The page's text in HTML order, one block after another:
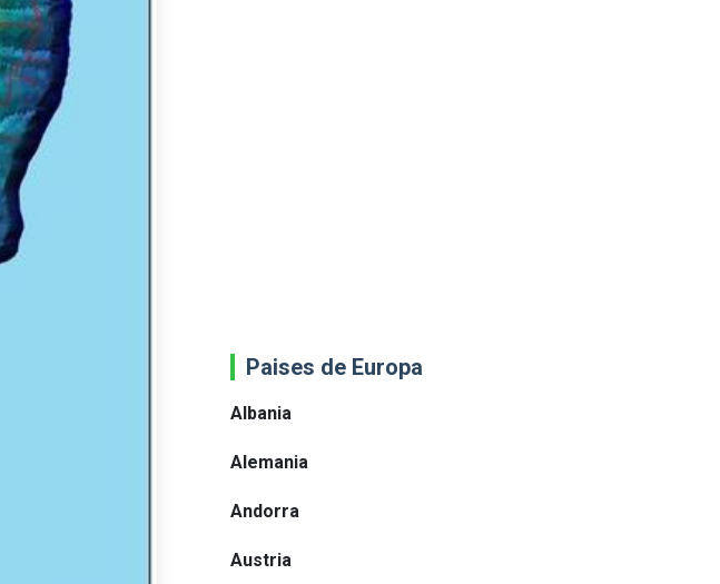
Paises de Europa
Albania
Alemania
Andorra
Austria